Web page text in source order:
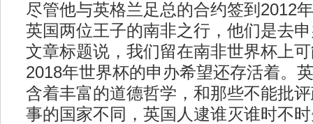
尽管他与英格兰足总的合约签到2012
英国两位王子的南非之行，他们是去
文章标题说，我们留在南非世界杯上
2018年世界杯的申办希望还存活着。
含着丰富的道德哲学，和那些不能批
事的国家不同，英国人逮谁灭谁时不